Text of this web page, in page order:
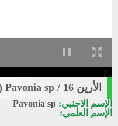
الأرين 16 / Pavonia sp (لم يسجل في فلورا المملكة)
الإسم الاجنبي: Pavonia sp
الإسم العلمي: